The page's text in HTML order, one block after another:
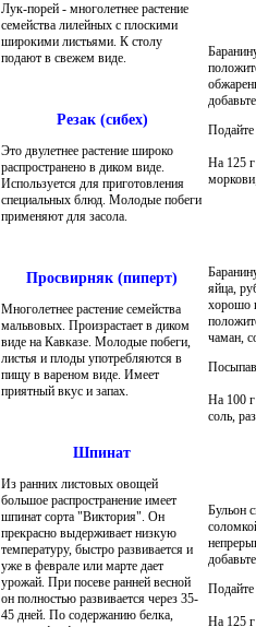
Лук-порей - многолетнее растение
семейства лилейных с плоскими
широкими листьями. К столу
подают в свежем виде.
Резак (сибех)
Это двулетнее растение широко
распространено в диком виде.
Используется для приготовления
специальных блюд. Молодые побеги
применяют для засола.
Просвирняк (пиперт)
Многолетнее растение семейства
мальвовых. Произрастает в диком
виде на Кавказе. Молодые побеги,
листья и плоды употребляются в
пищу в вареном виде. Имеет
приятный вкус и запах.
Шпинат
Из ранних листовых овощей
большое распространение имеет
шпинат сорта "Виктория". Он
прекрасно выдерживает низкую
температуру, быстро развивается и
уже в феврале или марте дает
урожай. При посеве ранней весной
он полностью развивается через 35-
45 дней. По содержанию белка,
Подайте
На 125 г
яйца,
хорошо
чаман,
На 100
соль,
Бульон
Подайте
На 125 г